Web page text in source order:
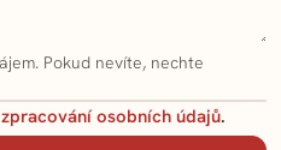
Pokud nevíte, nechte
zpracování osobních údajů.